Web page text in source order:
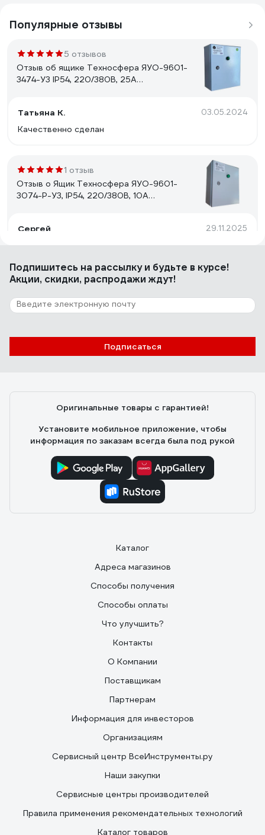
Популярные отзывы
5 отзывов
Отзыв об ящике Техносфера ЯУО-9601-
3474-У3 IP54, 220/380В, 25А
Татьяна К.
03.05.2024
Качественно сделан
1 отзыв
Отзыв о Ящик Техносфера ЯУО-9601-
3074-Р-У3, IP54, 220/380В, 10А
Сергей
29.11.2025
ящик IP54 пылевлаго защищённый и 10 А контакты не
Подпишитесь на рассылкуи будьте в курсе!
Акции, скидки, распродажи ждут!
Подписаться
Оригинальные товары с гарантией!
Установите мобильное приложение, чтобы
информация по заказам всегда была под рукой
Каталог
Адреса магазинов
Способы получения
Способы оплаты
Что улучшить?
Контакты
О Компании
Поставщикам
Партнерам
Информация для инвесторов
Организациям
Сервисный центр ВсеИнструменты.ру
Наши закупки
Сервисные центры производителей
Правила применения рекомендательных технологий
Каталог товаров